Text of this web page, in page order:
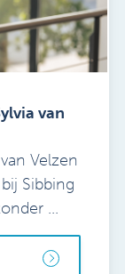
van
Velzen
Sibbing
...